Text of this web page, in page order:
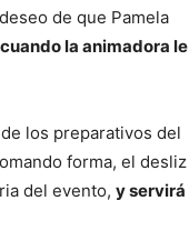
de que Pamela
la animadora le
los preparativos del
forma, el desliz
del evento, y servirá